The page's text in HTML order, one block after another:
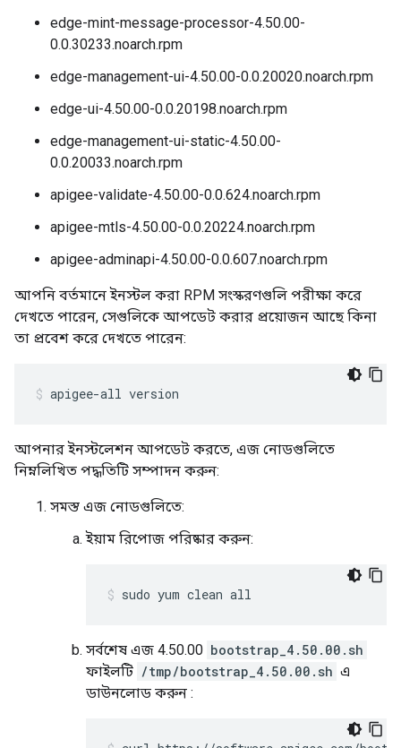
edge-mint-message-processor-4.50.00-
0.0.30233.noarch.rpm
edge-management-ui-4.50.00-0.0.20020.noarch.rpm
edge-ui-4.50.00-0.0.20198.noarch.rpm
edge-management-ui-static-4.50.00-
0.0.20033.noarch.rpm
apigee-validate-4.50.00-0.0.624.noarch.rpm
apigee-mtls-4.50.00-0.0.20224.noarch.rpm
apigee-adminapi-4.50.00-0.0.607.noarch.rpm
আপনি বর্তমানে ইনস্টল করা RPM সংস্করণগুলি পরীক্ষা করে
দেখতে পারেন, সেগুলিকে আপডেট করার প্রয়োজন আছে কিনা
তা প্রবেশ করে দেখতে পারেন:
apigee-all version
আপনার ইনস্টলেশন আপডেট করতে, এজ নোডগুলিতে
নিম্নলিখিত পদ্ধতিটি সম্পাদন করুন:
সমস্ত এজ নোডগুলিতে:
ইয়াম রিপোজ পরিষ্কার করুন:
sudo yum clean all
সর্বশেষ এজ 4.50.00 bootstrap_4.50.00.sh
ফাইলটি /tmp/bootstrap_4.50.00.sh এ
ডাউনলোড করুন :